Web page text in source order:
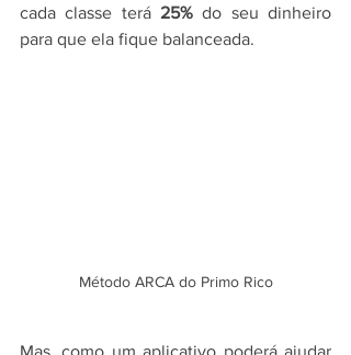
cada classe terá 25% do seu dinheiro
para que ela fique balanceada.
Método ARCA do Primo Rico